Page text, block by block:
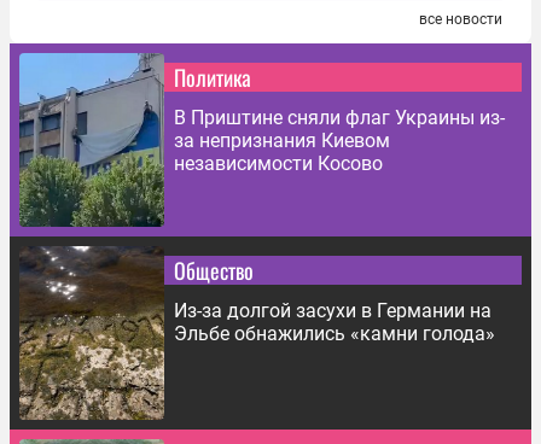
все новости
Политика
В Приштине сняли флаг Украины из-
за непризнания Киевом
независимости Косово
Общество
Из-за долгой засухи в Германии на
Эльбе обнажились «камни голода»